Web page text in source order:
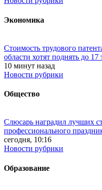
Экономика
Стоимость трудового
области хотят поднять до 17
10 минут назад
Новости рубрики
Общество
Слюсарь наградил лучших
профессионального
сегодня, 10:16
Новости рубрики
Образование